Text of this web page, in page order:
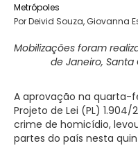
Metrópoles
Por Deivid Souza, Giovanna
Mobilizações foram
de Janeiro, Santa
A aprovação na quarta-
Projeto de Lei (PL)
crime de homicídio,
partes do país nesta